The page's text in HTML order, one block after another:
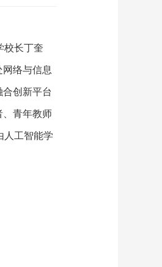
校长丁奎
络与信息
创新平台
、青年教师
人工智能学